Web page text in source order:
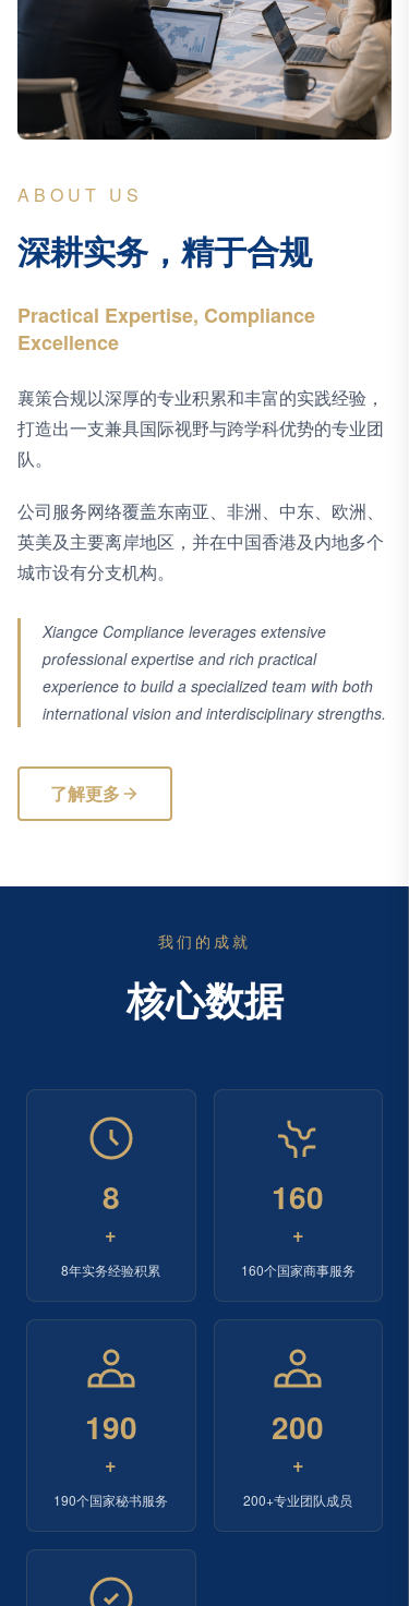
ABOUT US
深耕实务，精于合规
Practical Expertise, Compliance
Excellence
襄策合规以深厚的专业积累和丰富的实践经验，
打造出一支兼具国际视野与跨学科优势的专业团
队。
公司服务网络覆盖东南亚、非洲、中东、欧洲、
英美及主要离岸地区，并在中国香港及内地多个
城市设有分支机构。
Xiangce Compliance leverages extensive
professional expertise and rich practical
experience to build a specialized team with both
international vision and interdisciplinary strengths.
了解更多
我们的成就
核心数据
8
+
8年实务经验积累
160
+
160个国家商事服务
190
+
190个国家秘书服务
200
+
200+专业团队成员